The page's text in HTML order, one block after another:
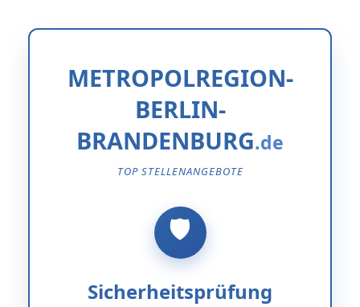
METROPOLREGION-
BERLIN-
BRANDENBURG
TOP STELLENANGEBOTE
Sicherheitsprüfung